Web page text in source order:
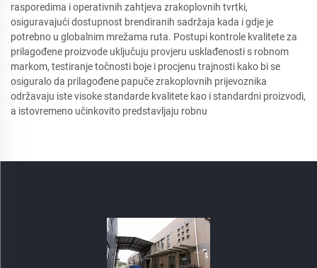
rasporedima i operativnih zahtjeva zrakoplovnih tvrtki,
osiguravajući dostupnost brendiranih sadržaja kada i gdje je
potrebno u globalnim mrežama ruta. Postupi kontrole kvalitete za
prilagođene proizvode uključuju provjeru usklađenosti s robnom
markom, testiranje točnosti boje i procjenu trajnosti kako bi se
osiguralo da prilagođene papuče zrakoplovnih prijevoznika
održavaju iste visoke standarde kvalitete kao i standardni proizvodi,
a istovremeno učinkovito predstavljaju robnu